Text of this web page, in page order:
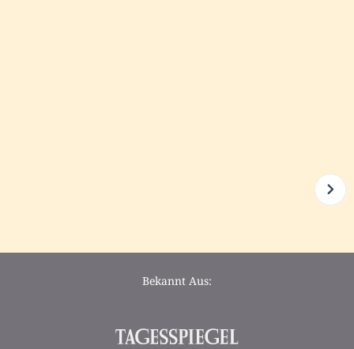
Bekannt Aus: